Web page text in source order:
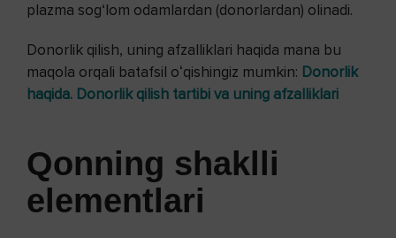
plazma sog‘lom odamlardan (donorlardan) olinadi.
Donorlik qilish, uning afzalliklari haqida mana bu
maqola orqali batafsil oʻqishingiz mumkin: Donorlik
haqida. Donorlik qilish tartibi va uning afzalliklari
Qonning shaklli
elementlari